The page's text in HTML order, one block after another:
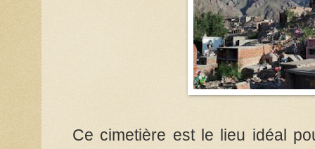
Ce cimetière est le lieu idéal